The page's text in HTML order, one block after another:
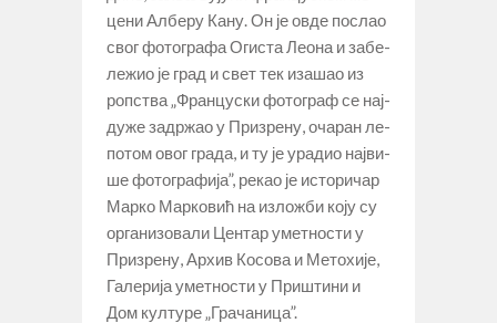
це­ни Ал­бе­ру Ка­ну. Он је ов­де по­слао
свог фо­то­гра­фа Оги­ста Ле­о­на и за­бе­
ле­жио је град и свет тек иза­шао из
роп­ства „Фран­цу­ски фо­то­граф се нај­
ду­же за­др­жао у При­зре­ну, оча­ран ле­
по­том овог гра­да, и ту је ура­дио нај­ви­
ше фо­то­гра­фи­ја”, ре­као је исто­ри­чар
Мар­ко Мар­ко­вић на из­ло­жби ко­ју су
ор­га­ни­зо­ва­ли Цен­тар умет­но­сти у
При­зре­ну, Ар­хив Ко­со­ва и Ме­то­хи­је,
Га­ле­ри­ја умет­но­сти у При­шти­ни и
Дом кул­ту­ре „Гра­ча­ни­ца”.